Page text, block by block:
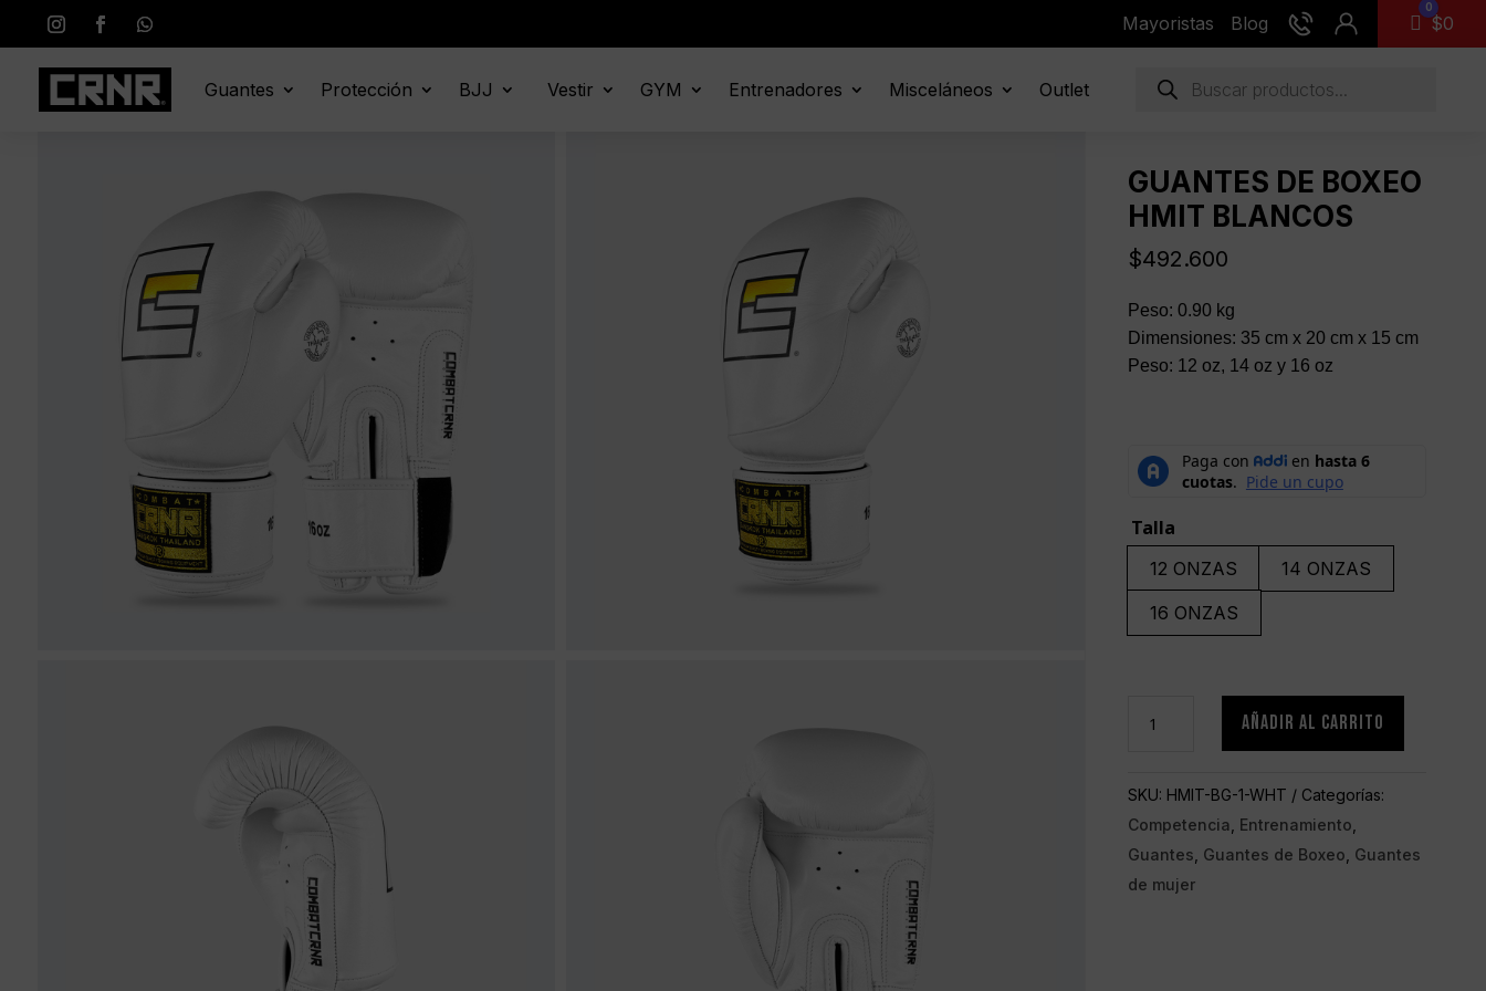
Mayoristas Blog Carro
0
$0
Guantes Protección BJJ Vestir GYM Entrenadores Misceláneos Outlet
Búsqueda
GUANTES DE BOXEO
HMIT BLANCOS
$492.600
Peso: 0.90 kg
Dimensiones: 35 cm x 20 cm x 15 cm
Peso: 12 oz, 14 oz y 16 oz
Talla
12 ONZAS
14 ONZAS
16 ONZAS
HMIT
blancos
cantidad
AÑADIR AL CARRITO
SKU: HMIT-BG-1-WHT
Categorías:
Competencia Entrenamiento
Guantes Guantes de Boxeo Guantes
de mujer